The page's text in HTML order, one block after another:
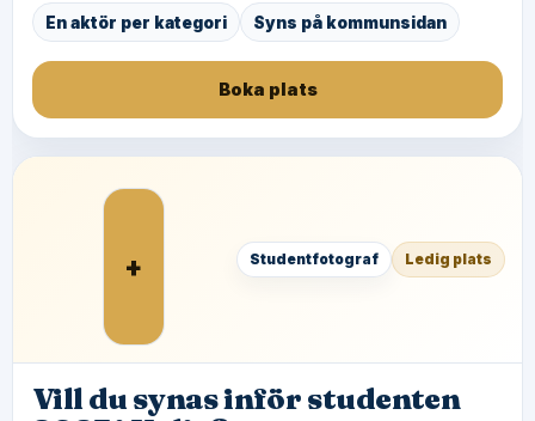
En aktör per kategori Syns på kommunsidan
Boka plats
+ Studentfotograf Ledig plats
Vill du synas inför studenten